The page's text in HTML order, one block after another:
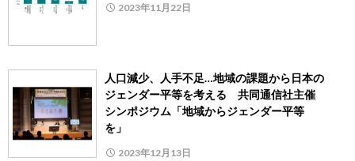
2023年11月22日
人口減少、人手不足…地域の課題から日本の
ジェンダー平等を考える 共同通信社主催
シンポジウム「地域からジェンダー平等
を」
2023年12月13日